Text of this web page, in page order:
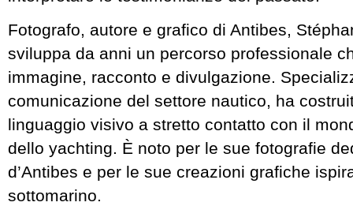
Fotografo, autore e grafico di Antibes,
sviluppa da anni un percorso professionale
immagine, racconto e divulgazione.
comunicazione del settore nautico, ha
linguaggio visivo a stretto contatto con il
dello yachting. È noto per le sue fotografie
d’Antibes e per le sue creazioni grafiche
sottomarino.